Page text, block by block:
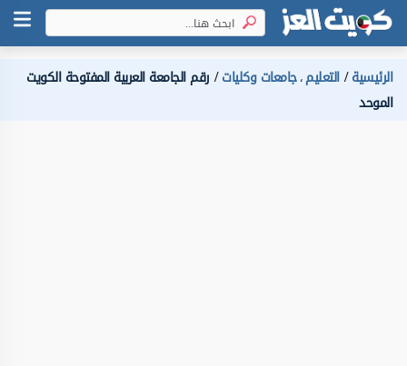
الرئيسية التعليم،جامعات وكليات رقم الجامعة العربية المفتوحة الكويت
الموحد